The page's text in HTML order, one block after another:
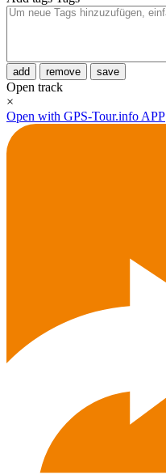
add remove save
Open track
×
Open with GPS-Tour.info APP